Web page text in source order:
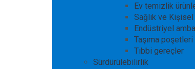
Ev temizlik
Sağlık ve Kişisel
Endüstriyel
Taşıma poşetleri
Tıbbi gereçler
Sürdürülebilirlik